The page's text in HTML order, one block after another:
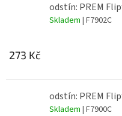
odstín: PREM
Skladem | F7902C
273 Kč
odstín: PREM
Skladem | F7900C